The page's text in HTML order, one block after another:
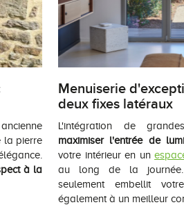
la pierre
à la
Menuiserie
deux fixes latéraux
L'intégration de
maximiser l'entrée de
votre intérieur en un
au long de la journée.
seulement embellit
également à un meilleur